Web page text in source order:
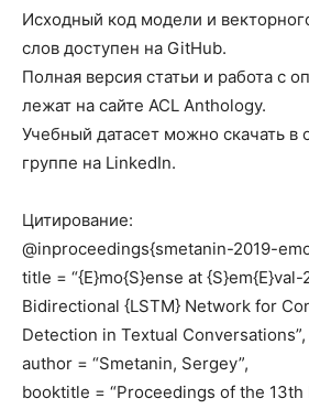
Исходный код модели и
слов доступен на GitHub.
Полная версия статьи и работа с
лежат на сайте ACL Anthology.
Учебный датасет можно скачать в
группе на LinkedIn.
Цитирование:
@inproceedings{smetanin-2019-
title = “{E}mo{S}ense at {S}em{E}val-
Bidirectional {LSTM} Network for
Detection in Textual Conversations”,
author = “Smetanin, Sergey”,
booktitle = “Proceedings of the 13th